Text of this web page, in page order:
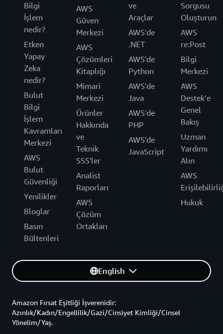
Bilgi
İşlem
nedir?
Etken
Yapay
Zeka
nedir?
Bulut
Bilgi
İşlem
Kavramları
Merkezi
AWS
Bulut
Güvenliği
Yenilikler
Bloglar
Basın
Bültenleri
AWS
Güven
Merkezi
AWS
Çözümleri
Kitaplığı
Mimari
Merkezi
Ürünler
Hakkında
ve
Teknik
SSS'ler
Analist
Raporları
AWS
Çözüm
Ortakları
ve
Araçlar
AWS'de
.NET
AWS'de
Python
AWS'de
Java
AWS'de
PHP
AWS'de
JavaScript
Sorgusu
Oluşturun
AWS
re:Post
Bilgi
Merkezi
AWS
Destek’e
Genel
Bakış
Uzman
Yardımı
Alın
AWS
Hukuk
English
Amazon Fırsat Eşitliği İşverenidir:
Azınlık/Kadın/Engellilik/Gazi/Cinsiyet Kimliği/Cinsel
Yönelim/Yaş.